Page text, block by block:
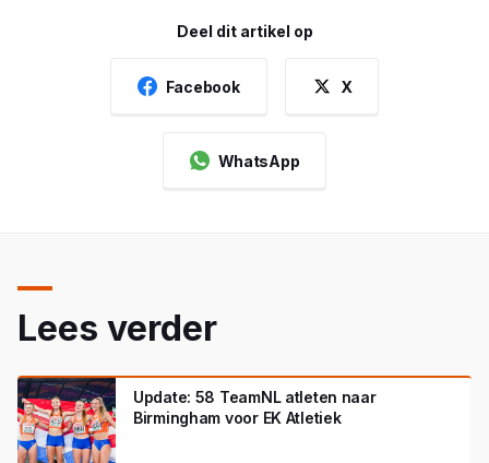
Deel dit artikel op
Facebook X
WhatsApp
Lees verder
Update: 58 TeamNL atleten naar
Birmingham voor EK Atletiek